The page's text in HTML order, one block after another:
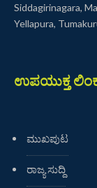
Siddagirinagara,
Yellapura,
ಉಪಯುಕ್ತ
ಮುಖಪುಟ
ರಾಜ್ಯ ಸುದ್ದಿ